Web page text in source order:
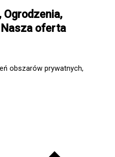
Ogrodzenia,
Nasza oferta
obszarów prywatnych,